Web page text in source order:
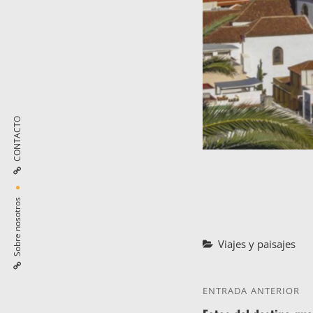
Sobre nosotros
CONTACTO
Categorías
Viajes y paisajes
Entrada
ENTRADA ANTERIOR